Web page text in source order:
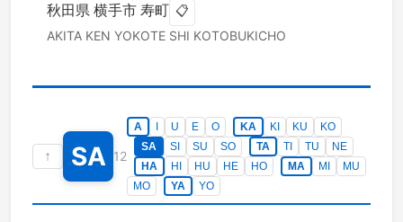
秋田県 横手市 寿町 📋
AKITA KEN YOKOTE SHI KOTOBUKICHO
↑ SA 12
A U E O KA KI KU
KO
SA
SI SU SO TA TI TU
NE
HA
HI HU HE HO MA MI
MU
MO
YA YO